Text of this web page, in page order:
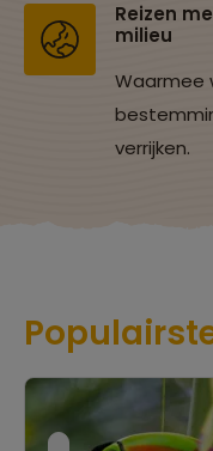
Reizen
milieu
Waarmee
verrijken.